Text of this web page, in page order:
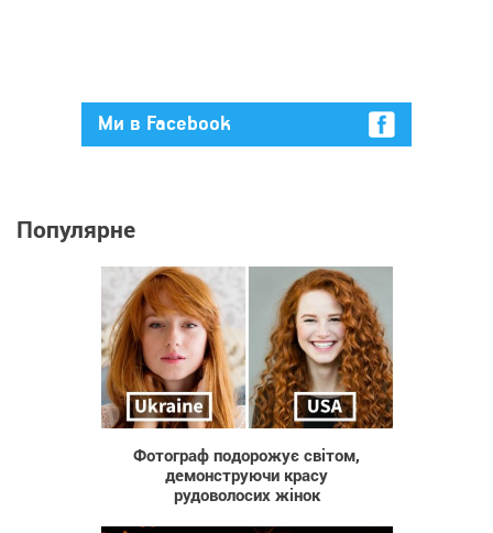
Ми в Facebook
Популярне
8 469
Фотограф подорожує світом,
демонструючи красу
рудоволосих жінок